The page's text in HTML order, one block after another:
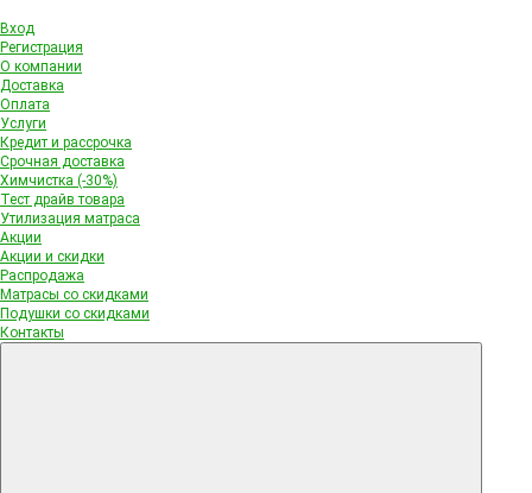
Вход
Регистрация
О компании
Доставка
Оплата
Услуги
Кредит и рассрочка
Срочная доставка
Химчистка (-30%)
Тест драйв товара
Утилизация матраса
Акции
Акции и скидки
Распродажа
Матрасы со скидками
Подушки со скидками
Контакты